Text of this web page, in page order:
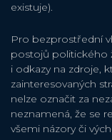
existuje).
Pro bezprostřední
postojů politického
i odkazy na zdroje,
zainteresovaných
nelze označit za
neznamená, že se
všemi názory či